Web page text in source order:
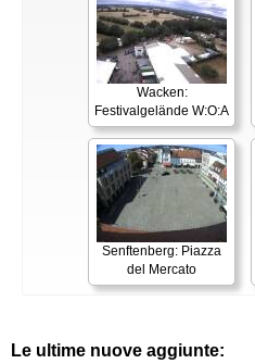
Wacken:
Festivalgelände W:O:A
Senftenberg: Piazza
del Mercato
Le ultime nuove aggiunte: